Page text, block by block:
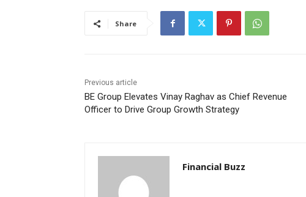
Share
Previous article
BE Group Elevates Vinay Raghav as Chief Revenue
Officer to Drive Group Growth Strategy
Financial Buzz